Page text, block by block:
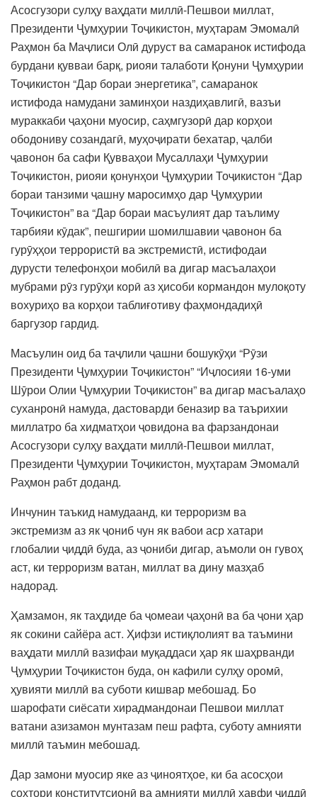
Асосгузори сулҳу ваҳдати миллӣ-Пешвои миллат,
Президенти Ҷумҳурии Тоҷикистон, муҳтарам Эмомалӣ
Раҳмон ба Маҷлиси Олӣ дуруст ва самаранок истифода
бурдани қувваи барқ, риояи талаботи Қонуни Ҷумҳурии
Тоҷикистон “Дар бораи энергетика”, самаранок
истифода намудани заминҳои наздиҳавлигӣ, вазъи
мураккаби ҷаҳони муосир, саҳмгузорӣ дар корҳои
ободониву созандагӣ, муҳоҷирати бехатар, ҷалби
ҷавонон ба сафи Қувваҳои Мусаллаҳи Ҷумҳурии
Тоҷикистон, риояи қонунҳои Ҷумҳурии Тоҷикистон “Дар
бораи танзими ҷашну маросимҳо дар Ҷумҳурии
Тоҷикистон” ва “Дар бораи масъулият дар таълиму
тарбияи кӯдак”, пешгирии шомилшавии ҷавонон ба
гурӯҳҳои террористӣ ва экстремистӣ, истифодаи
дурусти телефонҳои мобилӣ ва дигар масъалаҳои
мубрами рӯз гурӯҳи корӣ аз ҳисоби кормандон мулоқоту
вохуриҳо ва корҳои таблиғотиву фаҳмондадиҳӣ
баргузор гардид.
Масъулин оид ба таҷлили ҷашни бошукӯҳи “Рӯзи
Президенти Ҷумҳурии Тоҷикистон” “Иҷлосияи 16-уми
Шӯрои Олии Ҷумҳурии Тоҷикистон” ва дигар масъалаҳо
суханронӣ намуда, дастоварди беназир ва таърихии
миллатро ба хидматҳои ҷовидона ва фарзандонаи
Асосгузори сулҳу ваҳдати миллӣ-Пешвои миллат,
Президенти Ҷумҳурии Тоҷикистон, муҳтарам Эмомалӣ
Раҳмон рабт доданд.
Инчунин таъкид намудаанд, ки терроризм ва
экстремизм аз як ҷониб чун як вабои аср хатари
глобалии ҷиддӣ буда, аз ҷониби дигар, аъмоли он гувоҳ
аст, ки терроризм ватан, миллат ва дину мазҳаб
надорад.
Ҳамзамон, як таҳдиде ба ҷомеаи ҷаҳонӣ ва ба ҷони ҳар
як сокини сайёра аст. Ҳифзи истиқлолият ва таъмини
ваҳдати миллӣ вазифаи муқаддаси ҳар як шаҳрванди
Ҷумҳурии Тоҷикистон буда, он кафили сулҳу оромӣ,
ҳувияти миллӣ ва суботи кишвар мебошад. Бо
шарофати сиёсати хирадмандонаи Пешвои миллат
ватани азизамон мунтазам пеш рафта, суботу амнияти
миллӣ таъмин мебошад.
Дар замони муосир яке аз ҷиноятҳое, ки ба асосҳои
сохтори конститутсионӣ ва амнияти миллӣ хавфи ҷиддӣ